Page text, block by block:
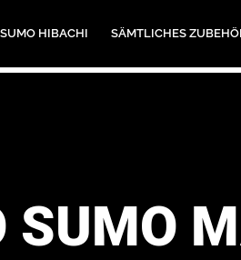
SUMO HIBACHI SÄMTLICHES
SUMO